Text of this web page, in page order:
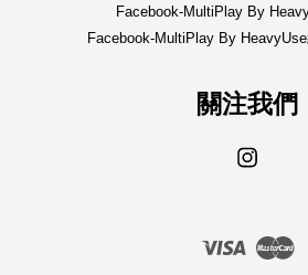
Facebook-MultiPlay By
Facebook-MultiPlay By
關注我們
Visa